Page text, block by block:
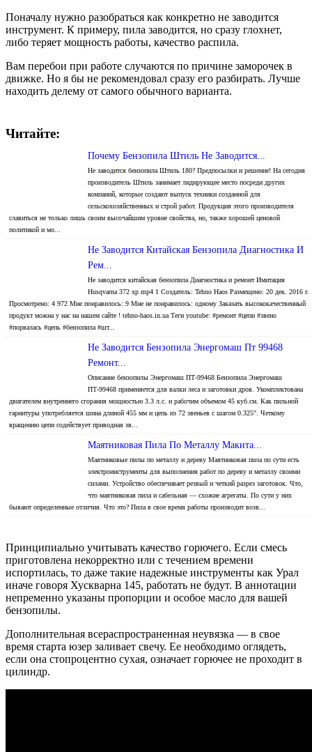
Поначалу нужно разобраться как конкретно не заводится
инструмент. К примеру, пила заводится, но сразу глохнет,
либо теряет мощность работы, качество распила.
Вам перебои при работе случаются по причине заморочек в
движке. Но я бы не рекомендовал сразу его разбирать. Лучше
находить делему от самого обычного варианта.
Читайте:
Почему Бензопила Штиль Не Заводится...
Не заводится бензопила Штиль 180? Предпосылки и решение! На сегодня
производитель Штиль занимает лидирующее место посреди других
компаний, которые создают выпуск техники созданной для
сельскохозяйственных и строй работ. Продукция этого производителя
славиться не только лишь своим высочайшим уровне свойства, но, также хорошей ценовой
политикой и мо...
Не Заводится Китайская Бензопила Диагностика И
Рем...
Не заводится китайская бензопила Диагностика и ремонт Имитация
Husqvarna 372 xp mp4 1 Создатель: Tehno Haos Размещено: 20 дек. 2016 г.
Просмотрено: 4 972 Мне понравилось: 9 Мне не понравилось: одному Заказать высококачественный
продукт можна у нас на нашем сайте ! tehno-haos.in.ua Теги youtube: #ремонт #цепи #звено
#порвалась #цепь #бензопила #шт...
Не Заводится Бензопила Энергомаш Пт 99468
Ремонт...
Описание бензопилы Энергомаш ПТ-99468 Бензопила Энергомаш
ПТ-99468 применяется для валки леса и заготовки дров. Укомплектована
двигателем внутреннего сгорания мощностью 3.3 л.с. и рабочим объемом 45 куб.см. Как пильной
гарнитуры употребляется шина длиной 455 мм и цепь из 72 звеньев с шагом 0.325". Четкому
вращению цепи содействует приводная зв...
Маятниковая Пила По Металлу Макита...
Маятниковые пилы по металлу и дереву Маятниковая пила по сути есть
электроинструменты для выполнения работ по дереву и металлу своими
силами. Устройство обеспечивает резвый и четкий разрез заготовок. Что,
что маятниковая пила и сабельная — схожие агрегаты. По сути у них
бывают определенные отличия. Что это? Пила в свое время работы производит возв...
Принципиально учитывать качество горючего. Если смесь
приготовлена некорректно или с течением времени
испортилась, то даже такие надежные инструменты как Урал
иначе говоря Хускварна 145, работать не будут. В аннотации
непременно указаны пропорции и особое масло для вашей
бензопилы.
Дополнительная всераспространенная неувязка — в свое
время старта юзер заливает свечу. Ее необходимо оглядеть,
если она стопроцентно сухая, означает горючее не проходит в
цилиндр.